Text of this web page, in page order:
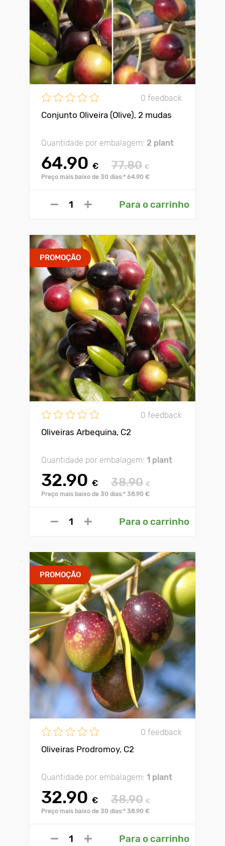
0 feedback
Conjunto Oliveira (Olive), 2 mudas
Quantidade por embalagem: 2 plant
64.90 € 77.80 €
Preço mais baixo de 30 dias:* 64.90 €
Para o carrinho
PROMOÇÃO
0 feedback
Oliveiras Arbequina, С2
Quantidade por embalagem: 1 plant
32.90 € 38.90 €
Preço mais baixo de 30 dias:* 38.90 €
Para o carrinho
PROMOÇÃO
0 feedback
Oliveiras Prodromoy, С2
Quantidade por embalagem: 1 plant
32.90 € 38.90 €
Preço mais baixo de 30 dias:* 38.90 €
Para o carrinho